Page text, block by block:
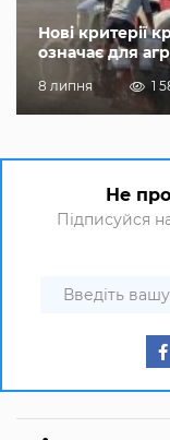
Нові критерії
означає для
8 липня 1
Не
Підписуйся